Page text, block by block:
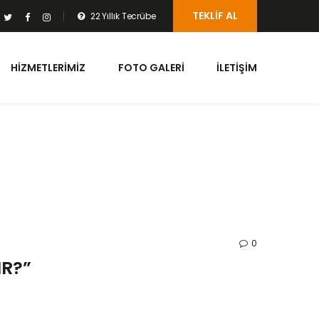
22 Yıllık Tecrübe TEKLIF AL
HIZMETLERIMIZ FOTO GALERI İLETIŞIM
0